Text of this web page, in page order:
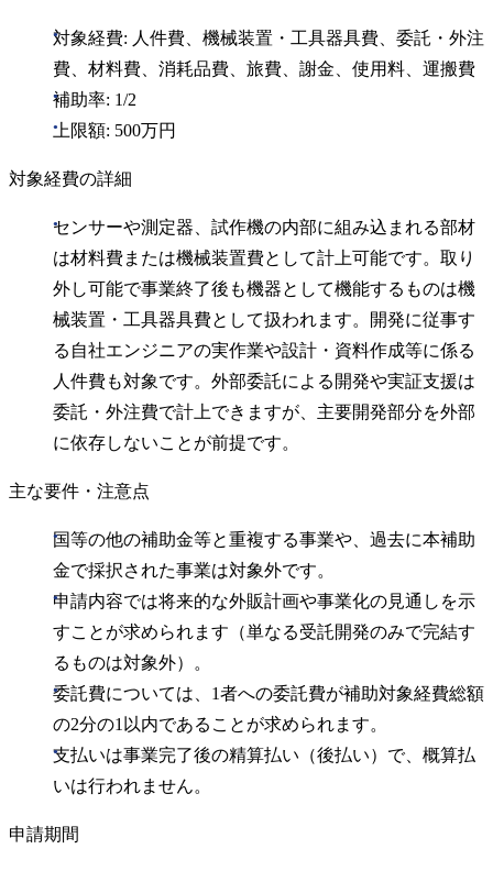
対象経費: 人件費、機械装置・工具器具費、委託・外注
費、材料費、消耗品費、旅費、謝金、使用料、運搬費
補助率: 1/2
上限額: 500万円
対象経費の詳細
センサーや測定器、試作機の内部に組み込まれる部材
は材料費または機械装置費として計上可能です。取り
外し可能で事業終了後も機器として機能するものは機
械装置・工具器具費として扱われます。開発に従事す
る自社エンジニアの実作業や設計・資料作成等に係る
人件費も対象です。外部委託による開発や実証支援は
委託・外注費で計上できますが、主要開発部分を外部
に依存しないことが前提です。
主な要件・注意点
国等の他の補助金等と重複する事業や、過去に本補助
金で採択された事業は対象外です。
申請内容では将来的な外販計画や事業化の見通しを示
すことが求められます（単なる受託開発のみで完結す
るものは対象外）。
委託費については、1者への委託費が補助対象経費総額
の2分の1以内であることが求められます。
支払いは事業完了後の精算払い（後払い）で、概算払
いは行われません。
申請期間